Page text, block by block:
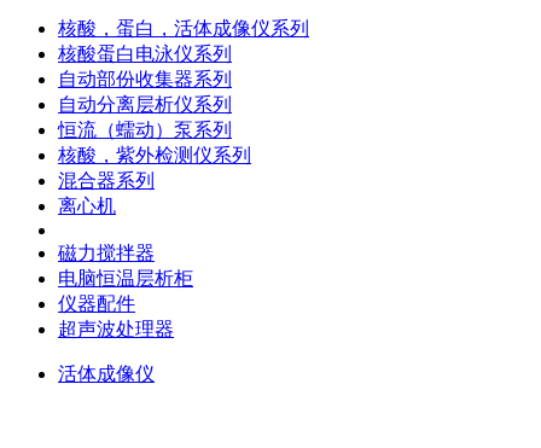
核酸，蛋白，活体成像仪系列
核酸蛋白电泳仪系列
自动部份收集器系列
自动分离层析仪系列
恒流（蠕动）泵系列
核酸，紫外检测仪系列
混合器系列
离心机
磁力搅拌器
电脑恒温层析柜
仪器配件
超声波处理器
活体成像仪